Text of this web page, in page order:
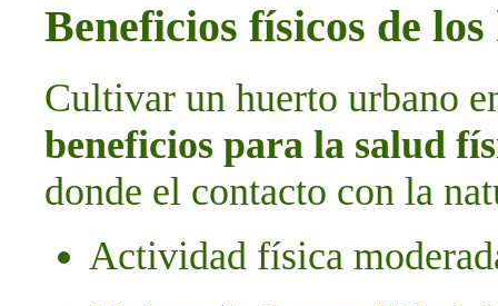
Beneficios físicos de
Cultivar un huerto urbano
beneficios para la salud
donde el contacto con la
Actividad física